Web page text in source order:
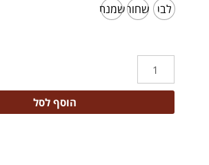
לבן שחורשמנת
הוסף לסל